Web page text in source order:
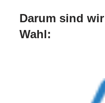
Darum sind
Wahl: